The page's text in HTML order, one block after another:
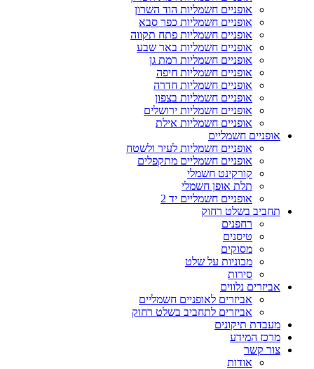
אופניים חשמליות הוד השרון
אופניים חשמליות כפר סבא
אופניים חשמליות פתח תקווה
אופניים חשמליות באר שבע
אופניים חשמליות רמת גן
אופניים חשמליות חיפה
אופניים חשמליות חדרה
אופניים חשמליות בצפון
אופניים חשמליות ירושלים
אופניים חשמליות אילת
אופניים חשמליים
אופניים חשמליות לעיר ולשטח
אופניים חשמליים מתקפלים
קורקינט חשמלי
תלת אופן חשמלי
אופניים חשמליים יד 2
תחביב בשלט רחוק
רחפנים
טיסנים
מסוקים
מכוניות על שלט
סירות
אביזרים נלווים
אביזרים לאופניים חשמליים
אביזרים לתחביב בשלט רחוק
מעבדת תיקונים
מרכז המידע
צור קשר
אודות